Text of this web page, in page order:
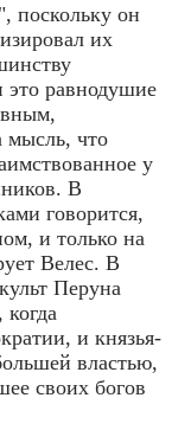
поскольку он
их
это равнодушие
мысль, что
у
В
говорится,
и только на
Велес. В
Перуна
и князья-
властью,
своих богов